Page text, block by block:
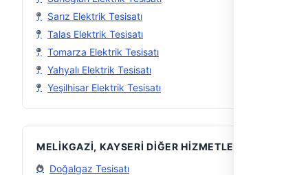
Sarız Elektrik Tesisatı
Talas Elektrik Tesisatı
Tomarza Elektrik Tesisatı
Yahyalı Elektrik Tesisatı
Yeşilhisar Elektrik Tesisatı
MELIKGAZI, KAYSERI DIĞER HIZMETLER
Doğalgaz Tesisatı